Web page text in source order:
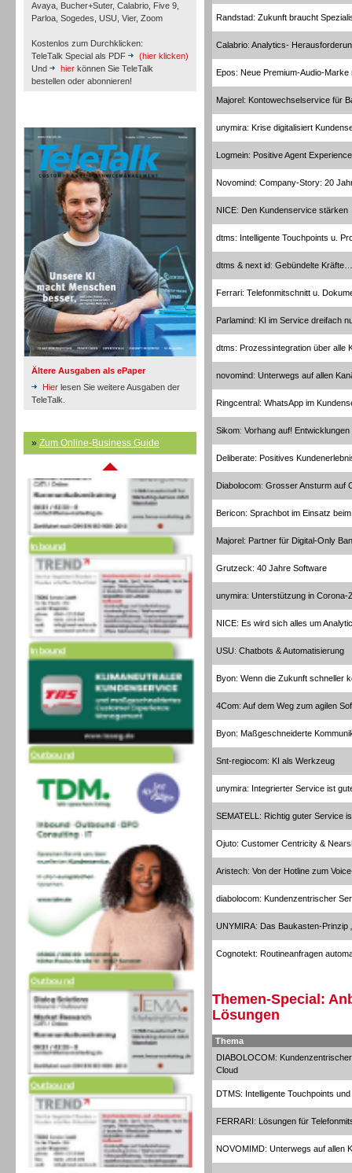
Avaya, Bucher+Suter, Calabrio, Five 9,
Parloa, Sogedes, USU, Vier, Zoom
Kostenlos zum Durchklicken:
TeleTalk Special als PDF
(hier klicken)
Und
hier können Sie TeleTalk
bestellen oder abonnieren!
Ältere Ausgaben als ePaper
Hier lesen Sie weitere Ausgaben der
TeleTalk.
» Zum Online-Business Guide
Inbound
Inbound
Inbound
Inbound
Outbound
Outbound
Outbound
Randstad: Zukunft braucht
Calabrio: Analytics-
Epos: Neue Premium-Audio-Marke
Majorel: Kontowechselservice für
unymira: Krise digitalisiert
Logmein: Positive Agent Experience
Novomind: Company-Story: 20
NICE: Den Kundenservice stärken
dtms: Intelligente Touchpoints u.
dtms & next id: Gebündelte Kräfte…
Ferrari: Telefonmitschnitt u.
Parlamind: KI im Service dreifach
dtms: Prozessintegration über alle
novomind: Unterwegs auf allen
Ringcentral: WhatsApp im
Sikom: Vorhang auf! Entwicklungen
Deliberate: Positives
Diabolocom: Grosser Ansturm auf
Bericon: Sprachbot im Einsatz
Majorel: Partner für Digital-Only
Grutzeck: 40 Jahre Software
unymira: Unterstützung in Corona-
NICE: Es wird sich alles um
USU: Chatbots & Automatisierung
Byon: Wenn die Zukunft schneller
4Com: Auf dem Weg zum agilen
Byon: Maßgeschneiderte
Snt-regiocom: KI als Werkzeug
unymira: Integrierter Service ist
SEMATELL: Richtig guter Service
Ojuto: Customer Centricity &
Aristech: Von der Hotline zum
diabolocom: Kundenzentrischer
UNYMIRA: Das Baukasten-Prinzip
Cognotekt: Routineanfragen
Themen-Special:
Lösungen
Thema
DIABOLOCOM:
Cloud
DTMS: Intelligente Touchpoints
FERRARI: Lösungen für
NOVOMIMD: Unterwegs auf allen